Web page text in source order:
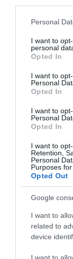
Please note that
not limited to
grant or deny
use your data
consent section.
Personal
I want to
personal
Opted In
I want to
Personal
Opted In
I want to
Personal
Opted In
I want to
Retention,
Personal
Purposes
Opted Out
Google
I want to
related to
device